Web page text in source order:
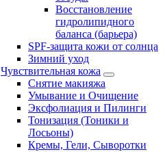
Восстановление
гидролипидного
баланса (барьера)
SPF-защита кожи от солнца
Зимний уход
Чувствительная кожа
Снятие макияжа
Умывание и Очищение
Эксфолиация и Пилинги
Тонизация (Тоники и
Лосьоны)
Кремы, Гели, Сыворотки